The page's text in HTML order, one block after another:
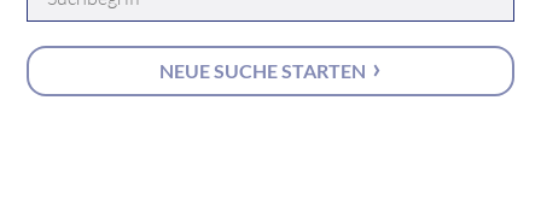
NEUE SUCHE STARTEN